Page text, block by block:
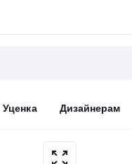
Уценка Дизайнерам